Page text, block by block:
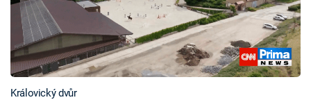
Královický dvůr